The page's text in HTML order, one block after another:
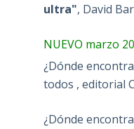
ultra", David
NUEVO marzo
¿Dónde
todos , editorial
¿Dónde